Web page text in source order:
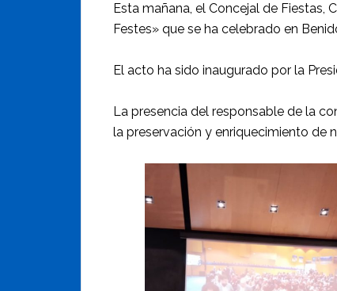
Esta mañana, el Concejal de Fiestas,
Festes» que se ha celebrado en
El acto ha sido inaugurado por la
La presencia del responsable de la
la preservación y enriquecimiento de